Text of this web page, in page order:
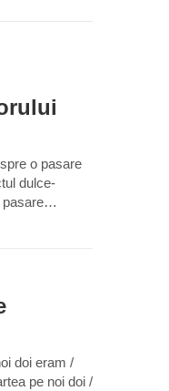
o pasare
dulce-
pasare…
doi eram /
pe noi doi /